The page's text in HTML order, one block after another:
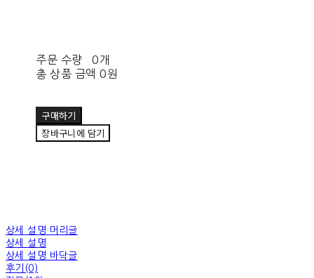
주문 수량
0개
총 상품 금액 0원
구매하기
장바구니에 담기
상세 설명 머리글
상세 설명
상세 설명 바닥글
후기(0)